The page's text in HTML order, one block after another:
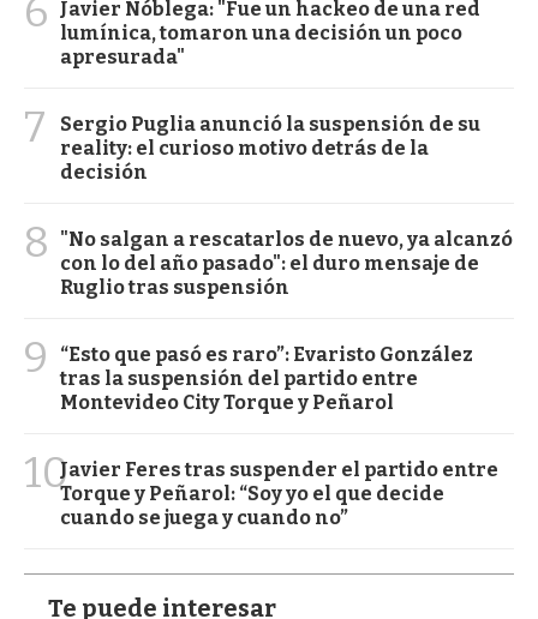
6
Javier Nóblega: "Fue un hackeo de una red
lumínica, tomaron una decisión un poco
apresurada"
7
Sergio Puglia anunció la suspensión de su
reality: el curioso motivo detrás de la
decisión
8
"No salgan a rescatarlos de nuevo, ya alcanzó
con lo del año pasado": el duro mensaje de
Ruglio tras suspensión
9
“Esto que pasó es raro”: Evaristo González
tras la suspensión del partido entre
Montevideo City Torque y Peñarol
10Javier Feres tras suspender el partido entre
Torque y Peñarol: “Soy yo el que decide
cuando se juega y cuando no”
Te puede interesar